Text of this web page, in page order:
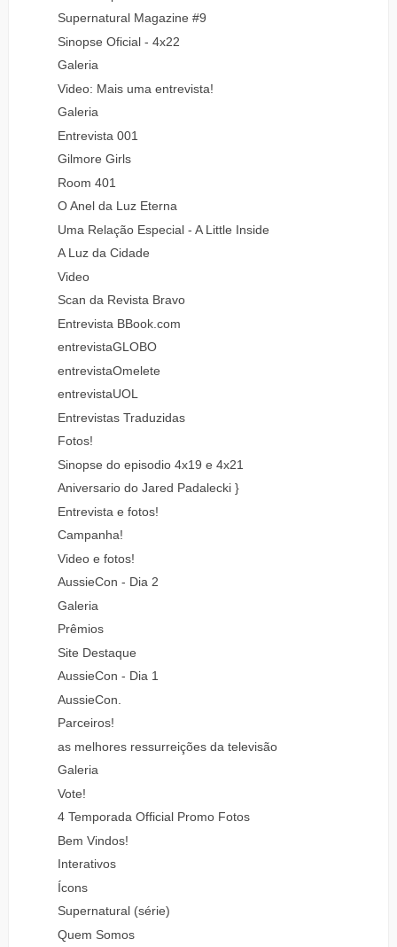
Supernatural Magazine #9
Sinopse Oficial - 4x22
Galeria
Video: Mais uma entrevista!
Galeria
Entrevista 001
Gilmore Girls
Room 401
O Anel da Luz Eterna
Uma Relação Especial - A Little Inside
A Luz da Cidade
Video
Scan da Revista Bravo
Entrevista BBook.com
entrevistaGLOBO
entrevistaOmelete
entrevistaUOL
Entrevistas Traduzidas
Fotos!
Sinopse do episodio 4x19 e 4x21
Aniversario do Jared Padalecki }
Entrevista e fotos!
Campanha!
Video e fotos!
AussieCon - Dia 2
Galeria
Prêmios
Site Destaque
AussieCon - Dia 1
AussieCon.
Parceiros!
as melhores ressurreições da televisão
Galeria
Vote!
4 Temporada Official Promo Fotos
Bem Vindos!
Interativos
Ícons
Supernatural (série)
Quem Somos